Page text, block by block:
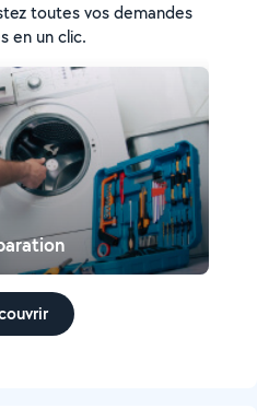
toutes vos demandes
en un clic.